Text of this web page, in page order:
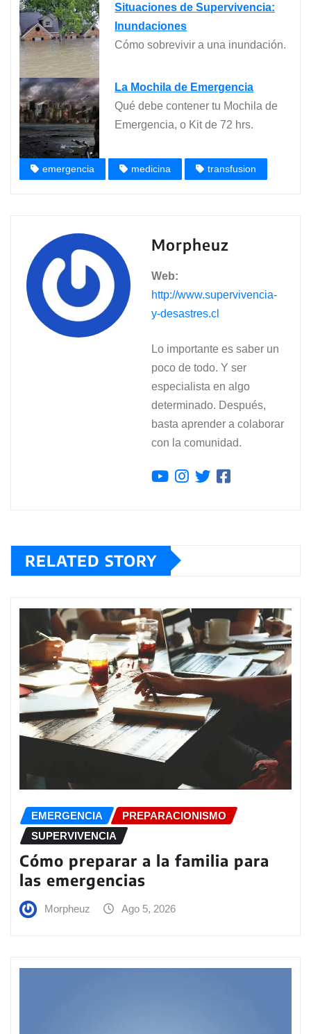
Situaciones de Supervivencia:
Inundaciones
Cómo sobrevivir a una inundación.
La Mochila de Emergencia
Qué debe contener tu Mochila de
Emergencia, o Kit de 72 hrs.
emergencia medicina transfusion
Morpheuz
Web:
http://www.supervivencia-
y-desastres.cl
Lo importante es saber un
poco de todo. Y ser
especialista en algo
determinado. Después,
basta aprender a colaborar
con la comunidad.
RELATED STORY
EMERGENCIA
PREPARACIONISMO
SUPERVIVENCIA
Cómo preparar a la familia para
las emergencias
Morpheuz Ago 5, 2026